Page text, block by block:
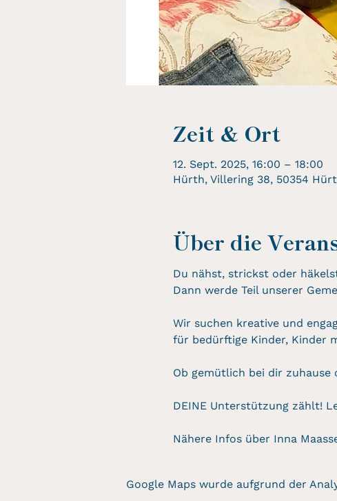
Zeit & Ort
12. Sept. 2025, 16:00 – 18:00
Hürth, Villering 38, 50354
Über die
Du nähst, strickst oder
Dann werde Teil unserer
Wir suchen kreative und
für bedürftige Kinder, Kinder
Ob gemütlich bei dir zuhause
DEINE Unterstützung zählt!
Nähere Infos über Inna
Google Maps wurde aufgrund der